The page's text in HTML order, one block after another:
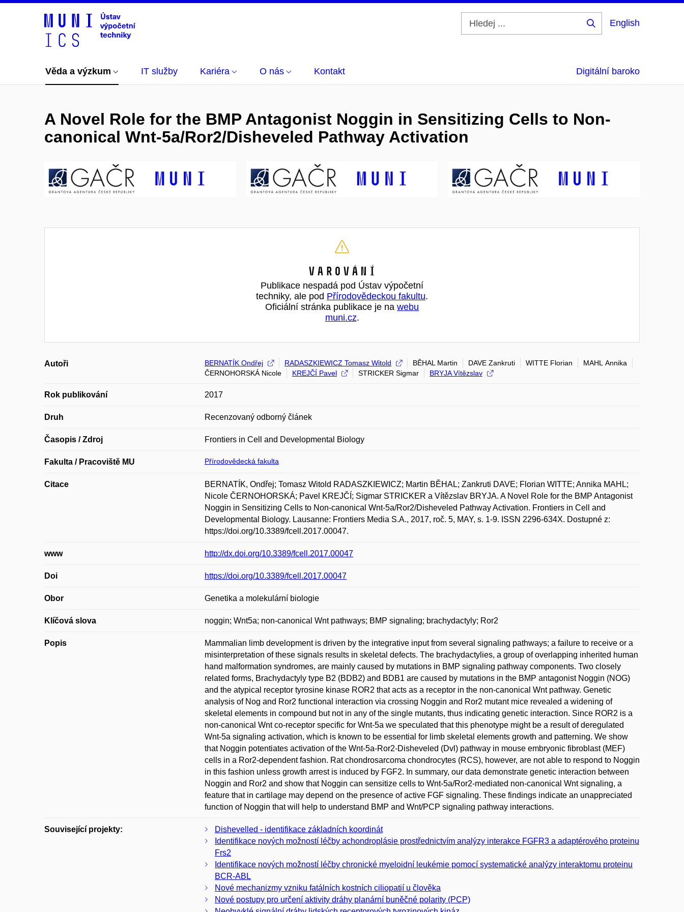
English
Věda a výzkum IT služby Kariéra O nás Kontakt Digitální baroko
A Novel Role for the BMP Antagonist Noggin in Sensitizing Cells to Non-
canonical Wnt-5a/Ror2/Disheveled Pathway Activation
Varování
Publikace nespadá pod Ústav výpočetní
techniky, ale pod Přírodovědeckou fakultu.
Oficiální stránka publikace je na webu
muni.cz.
Autoři BERNATÍK Ondřej RADASZKIEWICZ Tomasz Witold BĚHAL Martin DAVE Zankruti WITTE Florian
MAHL Annika
ČERNOHORSKÁ Nicole
KREJČÍ Pavel STRICKER Sigmar BRYJA Vítězslav
Rok publikování 2017
Druh Recenzovaný odborný článek
Časopis / Zdroj Frontiers in Cell and Developmental Biology
Fakulta / Pracoviště MU Přírodovědecká fakulta
Citace
BERNATÍK, Ondřej; Tomasz Witold RADASZKIEWICZ; Martin BĚHAL; Zankruti DAVE; Florian WITTE; Annika MAHL;
Nicole ČERNOHORSKÁ; Pavel KREJČÍ; Sigmar STRICKER a Vítězslav BRYJA. A Novel Role for the BMP Antagonist
Noggin in Sensitizing Cells to Non-canonical Wnt-5a/Ror2/Disheveled Pathway Activation. Frontiers in Cell and
Developmental Biology. Lausanne: Frontiers Media S.A., 2017, roč. 5, MAY, s. 1-9. ISSN 2296-634X. Dostupné z:
https://doi.org/10.3389/fcell.2017.00047.
www http://dx.doi.org/10.3389/fcell.2017.00047
Doi https://doi.org/10.3389/fcell.2017.00047
Obor Genetika a molekulární biologie
Klíčová slova noggin; Wnt5a; non-canonical Wnt pathways; BMP signaling; brachydactyly; Ror2
Popis
Mammalian limb development is driven by the integrative input from several signaling pathways; a failure to receive or a
misinterpretation of these signals results in skeletal defects. The brachydactylies, a group of overlapping inherited human
hand malformation syndromes, are mainly caused by mutations in BMP signaling pathway components. Two closely
related forms, Brachydactyly type B2 (BDB2) and BDB1 are caused by mutations in the BMP antagonist Noggin (NOG)
and the atypical receptor tyrosine kinase ROR2 that acts as a receptor in the non-canonical Wnt pathway. Genetic
analysis of Nog and Ror2 functional interaction via crossing Noggin and Ror2 mutant mice revealed a widening of
skeletal elements in compound but not in any of the single mutants, thus indicating genetic interaction. Since ROR2 is a
non-canonical Wnt co-receptor specific for Wnt-5a we speculated that this phenotype might be a result of deregulated
Wnt-5a signaling activation, which is known to be essential for limb skeletal elements growth and patterning. We show
that Noggin potentiates activation of the Wnt-5a-Ror2-Disheveled (Dvl) pathway in mouse embryonic fibroblast (MEF)
cells in a Ror2-dependent fashion. Rat chondrosarcoma chondrocytes (RCS), however, are not able to respond to Noggin
in this fashion unless growth arrest is induced by FGF2. In summary, our data demonstrate genetic interaction between
Noggin and Ror2 and show that Noggin can sensitize cells to Wnt-5a/Ror2-mediated non-canonical Wnt signaling, a
feature that in cartilage may depend on the presence of active FGF signaling. These findings indicate an unappreciated
function of Noggin that will help to understand BMP and Wnt/PCP signaling pathway interactions.
Související projekty:
Dishevelled - identifikace základních koordinát
Identifikace nových možností léčby achondroplásie prostřednictvím analýzy interakce FGFR3 a adaptérového proteinu
Frs2
Identifikace nových možností léčby chronické myeloidní leukémie pomocí systematické analýzy interaktomu proteinu
BCR-ABL
Nové mechanizmy vzniku fatálních kostních ciliopatií u člověka
Nové postupy pro určení aktivity dráhy planární buněčné polarity (PCP)